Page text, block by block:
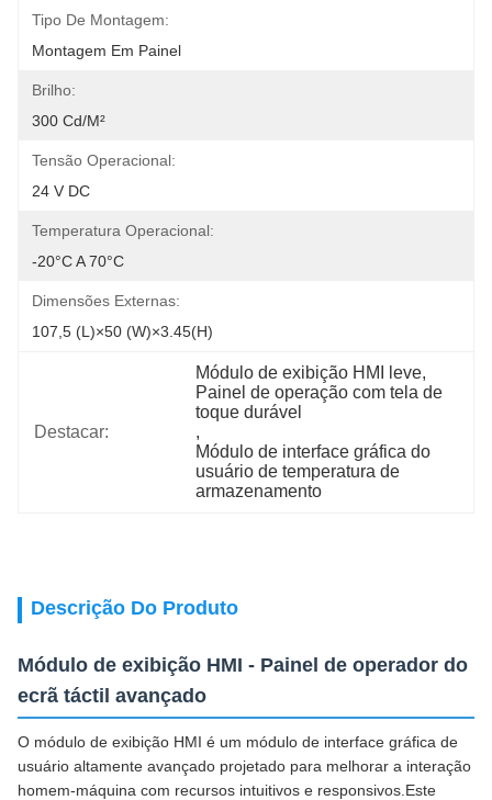
Tipo De Montagem:
Montagem Em Painel
Brilho:
300 Cd/m²
Tensão Operacional:
24 V DC
Temperatura Operacional:
-20°C A 70°C
Dimensões Externas:
107,5 (L)×50 (W)×3.45(H)
Destacar:
Módulo de exibição HMI leve,
Painel de operação com tela de
toque durável
,
Módulo de interface gráfica do
usuário de temperatura de
armazenamento
Descrição Do Produto
Módulo de exibição HMI - Painel de operador do
ecrã táctil avançado
O módulo de exibição HMI é um módulo de interface gráfica de
usuário altamente avançado projetado para melhorar a interação
homem-máquina com recursos intuitivos e responsivos.Este